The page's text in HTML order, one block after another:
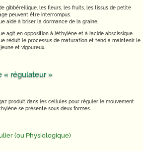
gibbérellique, les fleurs, les fruits, les tissus de petite
peuvent être interrompus.
aide à briser la dormance de la graine.
agit en opposition à l’éthylène et à l’acide abscissique.
réduit le processus de maturation et tend à maintenir le
et vigoureux.
« régulateur »
gaz produit dans les cellules pour réguler le mouvement
se présente sous deux formes.
(ou Physiologique)